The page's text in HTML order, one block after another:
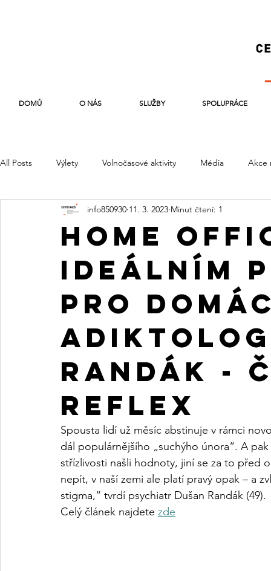
DOMŮ O NÁS SLUŽBY SPOLUPRÁCE
All Posts Výlety Volnočasové aktivity Média Akce
Home
ideálním
pro
adiktolog
Randák -
Reflex
info850930 11. 3. 2023 Minut čtení: 1
Spousta lidí už měsíc abstinuje v rámci
dál populárnějšího „suchýho února“. A
střízlivosti našli hodnoty, jiní se za to před
nepít, v naší zemi ale platí pravý opak – a
stigma,“ tvrdí psychiatr Dušan Randák (49).
Celý článek najdete zde